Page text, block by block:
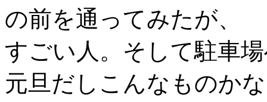
の前を通ってみたが、
すごい人。そして駐車
元旦だしこんなものか